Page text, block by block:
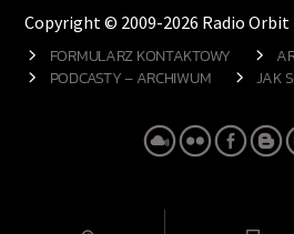
Copyright © 2009-2026 Radio Orbit
FORMULARZ KONTAKTOWY
PODCASTY – ARCHIWUM
JAK